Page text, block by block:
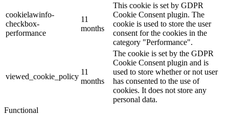
cookielawinfo-
checkbox-
performance
11
months
This cookie is set by GDPR
Cookie Consent plugin. The
cookie is used to store the user
consent for the cookies in the
category "Performance".
viewed_cookie_policy
11
months
The cookie is set by the GDPR
Cookie Consent plugin and is
used to store whether or not user
has consented to the use of
cookies. It does not store any
personal data.
Functional